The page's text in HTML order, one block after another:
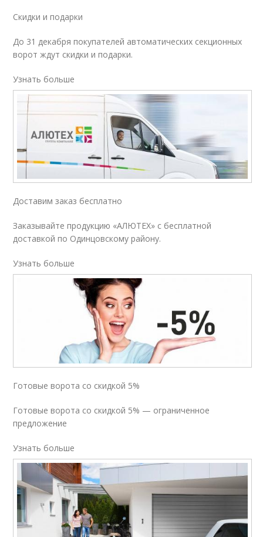
Скидки и подарки
До 31 декабря покупателей автоматических секционных
ворот ждут скидки и подарки.
Узнать больше
Доставим заказ бесплатно
Заказывайте продукцию «АЛЮТЕХ» с бесплатной
доставкой по Одинцовскому району.
Узнать больше
Готовые ворота со скидкой 5%
Готовые ворота со скидкой 5% — ограниченное
предложение
Узнать больше